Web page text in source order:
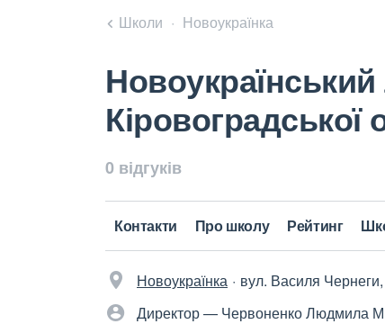
Школи Новоукраїнка
Кіровоградської
0 відгуків
Контакти Про школу Рейтинг
Новоукраїнка вул. Василя
Директор — Червоненко Людмила